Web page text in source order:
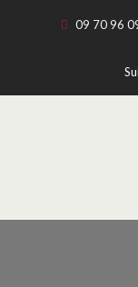
09 70 96